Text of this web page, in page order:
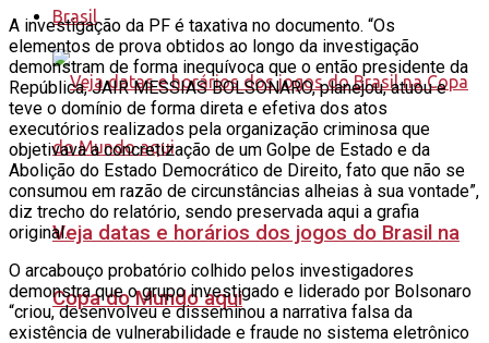
Brasil
Veja datas e horários dos jogos do Brasil na
Copa do Mundo aqui
A investigação da PF é taxativa no documento. “Os
elementos de prova obtidos ao longo da investigação
demonstram de forma inequívoca que o então presidente da
República, JAIR MESSIAS BOLSONARO, planejou, atuou e
teve o domínio de forma direta e efetiva dos atos
executórios realizados pela organização criminosa que
objetivava a concretização de um Golpe de Estado e da
Abolição do Estado Democrático de Direito, fato que não se
consumou em razão de circunstâncias alheias à sua vontade”,
diz trecho do relatório, sendo preservada aqui a grafia
original.
O arcabouço probatório colhido pelos investigadores
demonstra que o grupo investigado e liderado por Bolsonaro
“criou, desenvolveu e disseminou a narrativa falsa da
existência de vulnerabilidade e fraude no sistema eletrônico